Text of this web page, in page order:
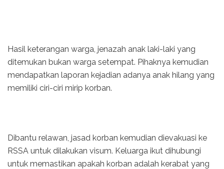
Hasil keterangan warga, jenazah anak laki-laki yang
ditemukan bukan warga setempat. Pihaknya kemudian
mendapatkan laporan kejadian adanya anak hilang yang
memiliki ciri-ciri mirip korban.
Dibantu relawan, jasad korban kemudian dievakuasi ke
RSSA untuk dilakukan visum. Keluarga ikut dihubungi
untuk memastikan apakah korban adalah kerabat yang